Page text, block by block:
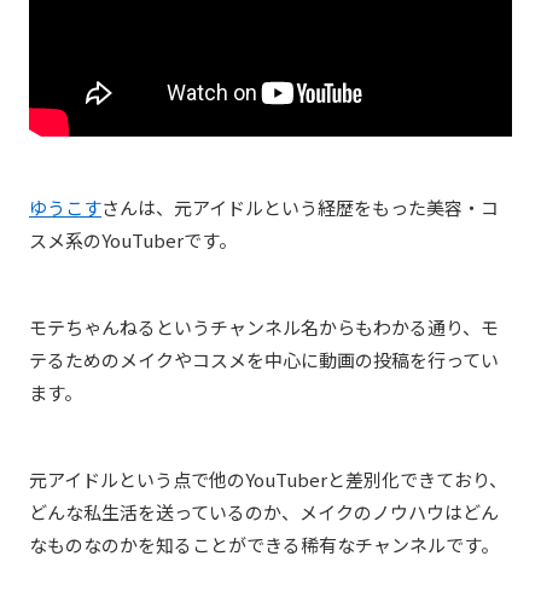
ゆうこすさんは、元アイドルという経歴をもった美容・コ
スメ系のYouTuberです。
モテちゃんねるというチャンネル名からもわかる通り、モ
テるためのメイクやコスメを中心に動画の投稿を行ってい
ます。
元アイドルという点で他のYouTuberと差別化できており、
どんな私生活を送っているのか、メイクのノウハウはどん
なものなのかを知ることができる稀有なチャンネルです。